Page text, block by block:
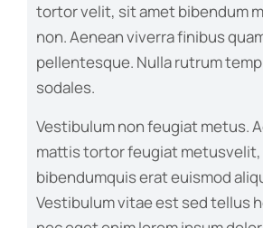
tortor velit, sit amet bibendum
non. Aenean viverra finibus
pellentesque. Nulla rutrum
sodales.
Vestibulum non feugiat metus.
mattis tortor feugiat
bibendumquis erat euismod
Vestibulum vitae est sed tellus